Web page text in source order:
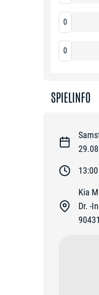
0
0
SPIELINFO
13:00
Kia
Dr. -
90431